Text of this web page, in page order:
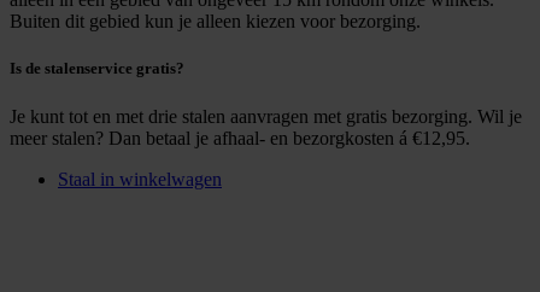
Buiten dit gebied kun je alleen kiezen voor bezorging.
Is de stalenservice gratis?
Je kunt tot en met drie stalen aanvragen met gratis bezorging. Wil je
meer stalen? Dan betaal je afhaal- en bezorgkosten á €12,95.
Staal in winkelwagen